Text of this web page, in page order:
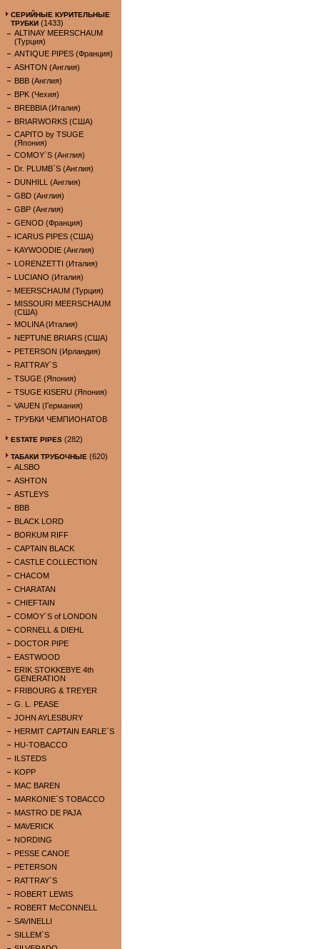
СЕРИЙНЫЕ КУРИТЕЛЬНЫЕ
ТРУБКИ (1433)
ALTINAY MEERSCHAUM
(Турция)
ANTIQUE PIPES (Франция)
ASHTON (Англия)
BBB (Англия)
BPK (Чехия)
BREBBIA (Италия)
BRIARWORKS (США)
CAPITO by TSUGE
(Япония)
COMOY`S (Англия)
Dr. PLUMB`S (Англия)
DUNHILL (Англия)
GBD (Англия)
GBP (Англия)
GENOD (Франция)
ICARUS PIPES (США)
KAYWOODIE (Англия)
LORENZETTI (Италия)
LUCIANO (Италия)
MEERSCHAUM (Турция)
MISSOURI MEERSCHAUM
(США)
MOLINA (Италия)
NEPTUNE BRIARS (США)
PETERSON (Ирландия)
RATTRAY`S
TSUGE (Япония)
TSUGE KISERU (Япония)
VAUEN (Германия)
ТРУБКИ ЧЕМПИОНАТОВ
ESTATE PIPES (282)
ТАБАКИ ТРУБОЧНЫЕ (620)
ALSBO
ASHTON
ASTLEYS
BBB
BLACK LORD
BORKUM RIFF
CAPTAIN BLACK
CASTLE COLLECTION
CHACOM
CHARATAN
CHIEFTAIN
COMOY`S of LONDON
CORNELL & DIEHL
DOCTOR PIPE
EASTWOOD
ERIK STOKKEBYE 4th
GENERATION
FRIBOURG & TREYER
G. L. PEASE
JOHN AYLESBURY
HERMIT CAPTAIN EARLE`S
HU-TOBACCO
ILSTEDS
KOPP
MAC BAREN
MARKONIE`S TOBACCO
MASTRO DE PAJA
MAVERICK
NORDING
PESSE CANOE
PETERSON
RATTRAY`S
ROBERT LEWIS
ROBERT McCONNELL
SAVINELLI
SILLEM`S